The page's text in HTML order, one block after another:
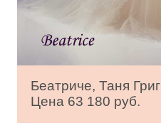
Беатриче, Таня Григ
Цена 63 180 руб.